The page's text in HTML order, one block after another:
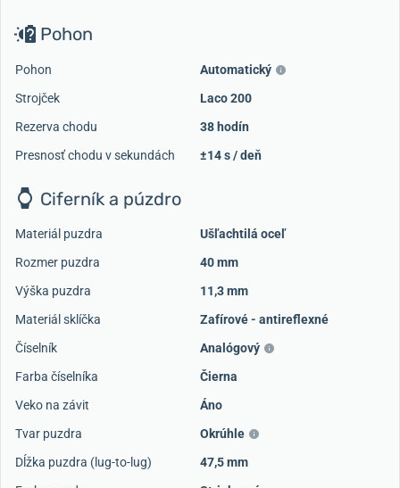
Pohon
Pohon
Automatický
Strojček
Laco 200
Rezerva chodu
38 hodín
Presnosť chodu v sekundách
±14 s / deň
Ciferník a púzdro
Materiál puzdra
Ušľachtilá oceľ
Rozmer puzdra
40 mm
Výška puzdra
11,3 mm
Materiál sklíčka
Zafírové - antireflexné
Číselník
Analógový
Farba číselníka
Čierna
Veko na závit
Áno
Tvar puzdra
Okrúhle
Dĺžka puzdra (lug-to-lug)
47,5 mm